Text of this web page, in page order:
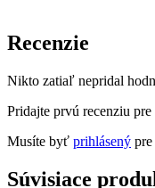
Recenzie
Nikto zatiaľ nepridal
Pridajte prvú recenziu
Musíte byť prihlásený
Súvisiace